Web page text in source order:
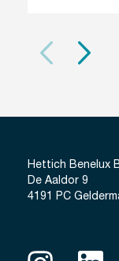
Hettich Benelux
De Aaldor 9
4191 PC